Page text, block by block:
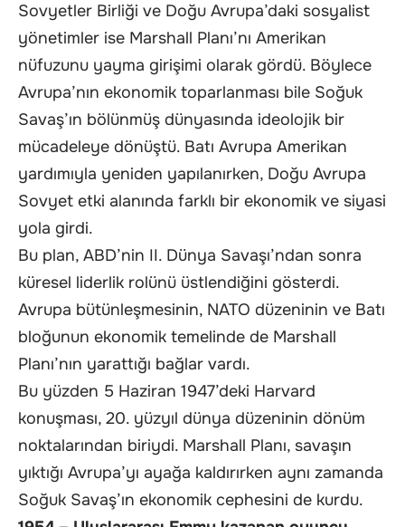
Sovyetler Birliği ve Doğu Avrupa’daki sosyalist
yönetimler ise Marshall Planı’nı Amerikan
nüfuzunu yayma girişimi olarak gördü. Böylece
Avrupa’nın ekonomik toparlanması bile Soğuk
Savaş’ın bölünmüş dünyasında ideolojik bir
mücadeleye dönüştü. Batı Avrupa Amerikan
yardımıyla yeniden yapılanırken, Doğu Avrupa
Sovyet etki alanında farklı bir ekonomik ve siyasi
yola girdi.
Bu plan, ABD’nin II. Dünya Savaşı’ndan sonra
küresel liderlik rolünü üstlendiğini gösterdi.
Avrupa bütünleşmesinin, NATO düzeninin ve Batı
bloğunun ekonomik temelinde de Marshall
Planı’nın yarattığı bağlar vardı.
Bu yüzden 5 Haziran 1947’deki Harvard
konuşması, 20. yüzyıl dünya düzeninin dönüm
noktalarından biriydi. Marshall Planı, savaşın
yıktığı Avrupa’yı ayağa kaldırırken aynı zamanda
Soğuk Savaş’ın ekonomik cephesini de kurdu.